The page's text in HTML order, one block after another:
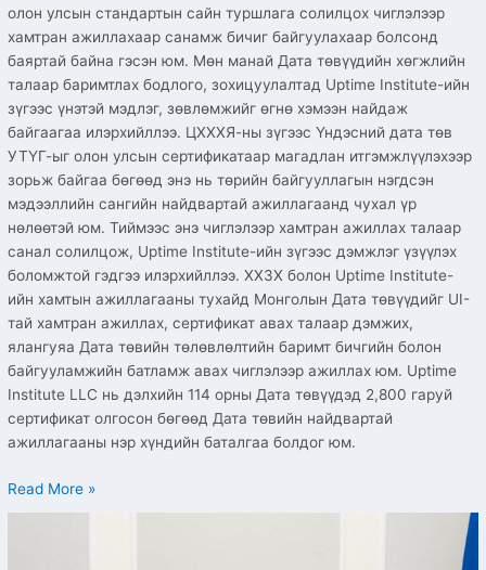
олон улсын стандартын сайн туршлага солилцох чиглэлээр
хамтран ажиллахаар санамж бичиг байгуулахаар болсонд
баяртай байна гэсэн юм. Мөн манай Дата төвүүдийн хөгжлийн
талаар баримтлах бодлого, зохицуулалтад Uptime Institute-ийн
зүгээс үнэтэй мэдлэг, зөвлөмжийг өгнө хэмээн найдаж
байгаагаа илэрхийллээ. ЦХХХЯ-ны зүгээс Үндэсний дата төв
УТҮГ-ыг олон улсын сертификатаар магадлан итгэмжлүүлэхээр
зорьж байгаа бөгөөд энэ нь төрийн байгууллагын нэгдсэн
мэдээллийн сангийн найдвартай ажиллагаанд чухал үр
нөлөөтэй юм. Тиймээс энэ чиглэлээр хамтран ажиллах талаар
санал солилцож, Uptime Institute-ийн зүгээс дэмжлэг үзүүлэх
боломжтой гэдгээ илэрхийллээ. ХХЗХ болон Uptime Institute-
ийн хамтын ажиллагааны тухайд Монголын Дата төвүүдийг UI-
тай хамтран ажиллах, сертификат авах талаар дэмжих,
ялангуяа Дата төвийн төлөвлөлтийн баримт бичгийн болон
байгууламжийн батламж авах чиглэлээр ажиллах юм. Uptime
Institute LLC нь дэлхийн 114 орны Дата төвүүдэд 2,800 гаруй
сертификат олгосон бөгөөд Дата төвийн найдвартай
ажиллагааны нэр хүндийн баталгаа болдог юм.
Read More »